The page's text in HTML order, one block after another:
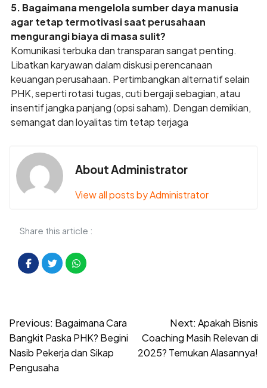
5. Bagaimana mengelola sumber daya manusia
agar tetap termotivasi saat perusahaan
mengurangi biaya di masa sulit?
Komunikasi terbuka dan transparan sangat penting.
Libatkan karyawan dalam diskusi perencanaan
keuangan perusahaan. Pertimbangkan alternatif selain
PHK, seperti rotasi tugas, cuti bergaji sebagian, atau
insentif jangka panjang (opsi saham). Dengan demikian,
semangat dan loyalitas tim tetap terjaga
About Administrator
View all posts by Administrator
Share this article :
navigation
Previous: Bagaimana Cara
Bangkit Paska PHK? Begini
Nasib Pekerja dan Sikap
Pengusaha
Next:Apakah Bisnis
Coaching Masih Relevan di
2025? Temukan Alasannya!